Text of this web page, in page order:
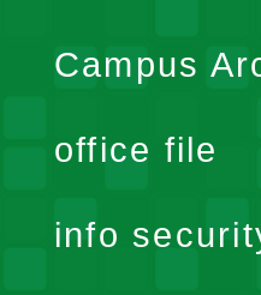
Campus
office file
info